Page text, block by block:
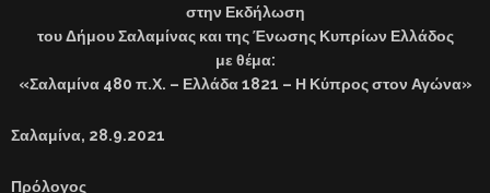
στην Εκδήλωση
του Δήμου Σαλαμίνας και της Ένωσης Κυπρίων Ελλάδος
με θέμα:
«Σαλαμίνα 480 π.Χ. – Ελλάδα 1821 – Η Κύπρος στον Αγώνα»
Σαλαμίνα, 28.9.2021
Πρόλογος